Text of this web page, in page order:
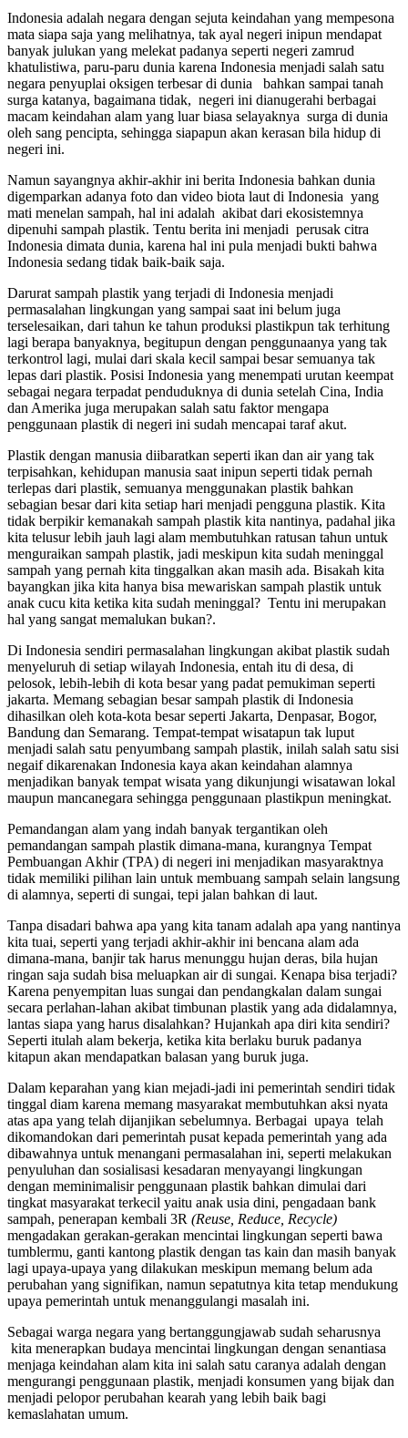
Indonesia adalah negara dengan sejuta keindahan yang mempesona
mata siapa saja yang melihatnya, tak ayal negeri inipun mendapat
banyak julukan yang melekat padanya seperti negeri zamrud
khatulistiwa, paru-paru dunia karena Indonesia menjadi salah satu
negara penyuplai oksigen terbesar di dunia bahkan sampai tanah
surga katanya, bagaimana tidak, negeri ini dianugerahi berbagai
macam keindahan alam yang luar biasa selayaknya surga di dunia
oleh sang pencipta, sehingga siapapun akan kerasan bila hidup di
negeri ini.
Namun sayangnya akhir-akhir ini berita Indonesia bahkan dunia
digemparkan adanya foto dan video biota laut di Indonesia yang
mati menelan sampah, hal ini adalah akibat dari ekosistemnya
dipenuhi sampah plastik. Tentu berita ini menjadi perusak citra
Indonesia dimata dunia, karena hal ini pula menjadi bukti bahwa
Indonesia sedang tidak baik-baik saja.
Darurat sampah plastik yang terjadi di Indonesia menjadi
permasalahan lingkungan yang sampai saat ini belum juga
terselesaikan, dari tahun ke tahun produksi plastikpun tak terhitung
lagi berapa banyaknya, begitupun dengan penggunaanya yang tak
terkontrol lagi, mulai dari skala kecil sampai besar semuanya tak
lepas dari plastik. Posisi Indonesia yang menempati urutan keempat
sebagai negara terpadat penduduknya di dunia setelah Cina, India
dan Amerika juga merupakan salah satu faktor mengapa
penggunaan plastik di negeri ini sudah mencapai taraf akut.
Plastik dengan manusia diibaratkan seperti ikan dan air yang tak
terpisahkan, kehidupan manusia saat inipun seperti tidak pernah
terlepas dari plastik, semuanya menggunakan plastik bahkan
sebagian besar dari kita setiap hari menjadi pengguna plastik. Kita
tidak berpikir kemanakah sampah plastik kita nantinya, padahal jika
kita telusur lebih jauh lagi alam membutuhkan ratusan tahun untuk
menguraikan sampah plastik, jadi meskipun kita sudah meninggal
sampah yang pernah kita tinggalkan akan masih ada. Bisakah kita
bayangkan jika kita hanya bisa mewariskan sampah plastik untuk
anak cucu kita ketika kita sudah meninggal? Tentu ini merupakan
hal yang sangat memalukan bukan?.
Di Indonesia sendiri permasalahan lingkungan akibat plastik sudah
menyeluruh di setiap wilayah Indonesia, entah itu di desa, di
pelosok, lebih-lebih di kota besar yang padat pemukiman seperti
jakarta. Memang sebagian besar sampah plastik di Indonesia
dihasilkan oleh kota-kota besar seperti Jakarta, Denpasar, Bogor,
Bandung dan Semarang. Tempat-tempat wisatapun tak luput
menjadi salah satu penyumbang sampah plastik, inilah salah satu sisi
negaif dikarenakan Indonesia kaya akan keindahan alamnya
menjadikan banyak tempat wisata yang dikunjungi wisatawan lokal
maupun mancanegara sehingga penggunaan plastikpun meningkat.
Pemandangan alam yang indah banyak tergantikan oleh
pemandangan sampah plastik dimana-mana, kurangnya Tempat
Pembuangan Akhir (TPA) di negeri ini menjadikan masyaraktnya
tidak memiliki pilihan lain untuk membuang sampah selain langsung
di alamnya, seperti di sungai, tepi jalan bahkan di laut.
Tanpa disadari bahwa apa yang kita tanam adalah apa yang nantinya
kita tuai, seperti yang terjadi akhir-akhir ini bencana alam ada
dimana-mana, banjir tak harus menunggu hujan deras, bila hujan
ringan saja sudah bisa meluapkan air di sungai. Kenapa bisa terjadi?
Karena penyempitan luas sungai dan pendangkalan dalam sungai
secara perlahan-lahan akibat timbunan plastik yang ada didalamnya,
lantas siapa yang harus disalahkan? Hujankah apa diri kita sendiri?
Seperti itulah alam bekerja, ketika kita berlaku buruk padanya
kitapun akan mendapatkan balasan yang buruk juga.
Dalam keparahan yang kian mejadi-jadi ini pemerintah sendiri tidak
tinggal diam karena memang masyarakat membutuhkan aksi nyata
atas apa yang telah dijanjikan sebelumnya. Berbagai upaya telah
dikomandokan dari pemerintah pusat kepada pemerintah yang ada
dibawahnya untuk menangani permasalahan ini, seperti melakukan
penyuluhan dan sosialisasi kesadaran menyayangi lingkungan
dengan meminimalisir penggunaan plastik bahkan dimulai dari
tingkat masyarakat terkecil yaitu anak usia dini, pengadaan bank
sampah, penerapan kembali 3R (Reuse, Reduce, Recycle)
mengadakan gerakan-gerakan mencintai lingkungan seperti bawa
tumblermu, ganti kantong plastik dengan tas kain dan masih banyak
lagi upaya-upaya yang dilakukan meskipun memang belum ada
perubahan yang signifikan, namun sepatutnya kita tetap mendukung
upaya pemerintah untuk menanggulangi masalah ini.
Sebagai warga negara yang bertanggungjawab sudah seharusnya
kita menerapkan budaya mencintai lingkungan dengan senantiasa
menjaga keindahan alam kita ini salah satu caranya adalah dengan
mengurangi penggunaan plastik, menjadi konsumen yang bijak dan
menjadi pelopor perubahan kearah yang lebih baik bagi
kemaslahatan umum.